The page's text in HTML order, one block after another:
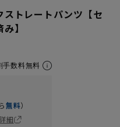
ストレートパンツ【セ
】
手数料無料
無料）
細